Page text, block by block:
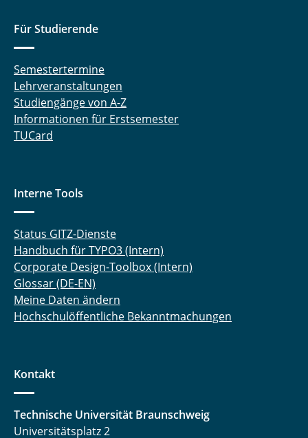
Für Studierende
Semestertermine
Lehrveranstaltungen
Studiengänge von A-Z
Informationen für Erstsemester
TUCard
Interne Tools
Status GITZ-Dienste
Handbuch für TYPO3 (Intern)
Corporate Design-Toolbox (Intern)
Glossar (DE-EN)
Meine Daten ändern
Hochschulöffentliche Bekanntmachungen
Kontakt
Technische Universität Braunschweig
Universitätsplatz 2